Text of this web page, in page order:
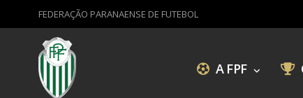
FEDERAÇÃO PARANAENSE DE FUTEBOL
A FPF